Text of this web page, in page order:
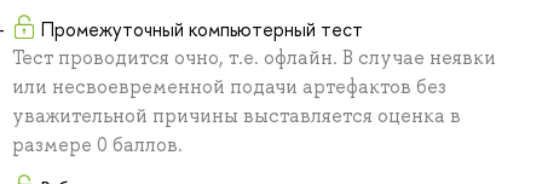
Промежуточный компьютерный тест
Тест проводится очно, т.е. офлайн. В случае неявки
или несвоевременной подачи артефактов без
уважительной причины выставляется оценка в
размере 0 баллов.